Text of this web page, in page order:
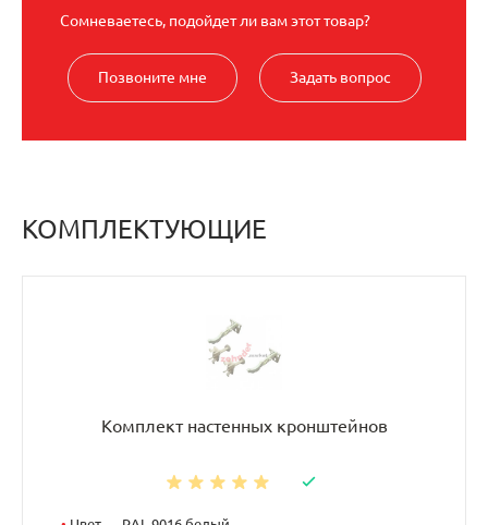
Сомневаетесь, подойдет ли вам этот товар?
Позвоните мне Задать вопрос
КОМПЛЕКТУЮЩИЕ
Комплект настенных кронштейнов